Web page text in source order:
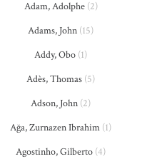
Adam, Adolphe(2)
Adams, John (15)
Addy, Obo (1)
Adès, Thomas (5)
Adson, John (2)
Ağa, Zurnazen Ibrahim (1)
Agostinho, Gilberto (4)